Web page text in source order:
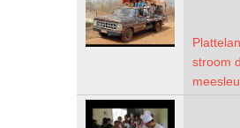
stroom